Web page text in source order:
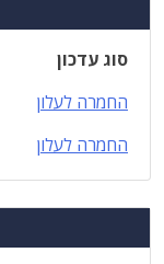
סוג עדכון
החמרה לעלון
החמרה לעלון